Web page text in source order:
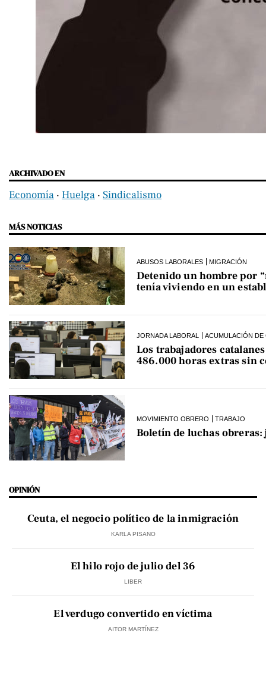
ARCHIVADO EN
Economía ‧ Huelga ‧ Sindicalismo
MÁS NOTICIAS
ABUSOS LABORALES MIGRACIÓN
Detenido un hombre por
tenía viviendo en un
JORNADA LABORAL ACUMULACIÓN DE
Los trabajadores
486.000 horas extras sin
MOVIMIENTO OBRERO TRABAJO
Boletín de luchas
OPINIÓN
Ceuta, el negocio político de la inmigración
KARLA PISANO
El hilo rojo de julio del 36
LIBER
El verdugo convertido en víctima
AITOR MARTÍNEZ